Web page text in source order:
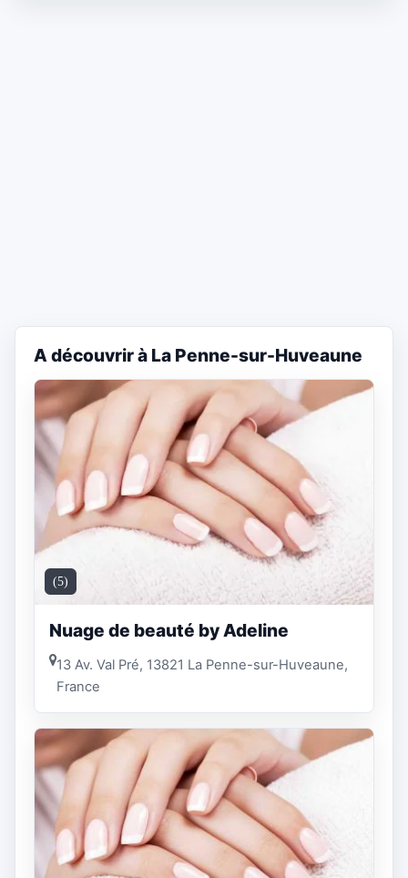
A découvrir à La Penne-sur-Huveaune
(5)
Nuage de beauté by Adeline
13 Av. Val Pré, 13821 La Penne-sur-Huveaune,
France